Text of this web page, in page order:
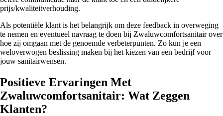
prijs/kwaliteitverhouding.
Als potentiële klant is het belangrijk om deze feedback in overweging
te nemen en eventueel navraag te doen bij Zwaluwcomfortsanitair over
hoe zij omgaan met de genoemde verbeterpunten. Zo kun je een
weloverwogen beslissing maken bij het kiezen van een bedrijf voor
jouw sanitairwensen.
Positieve Ervaringen Met
Zwaluwcomfortsanitair: Wat Zeggen
Klanten?